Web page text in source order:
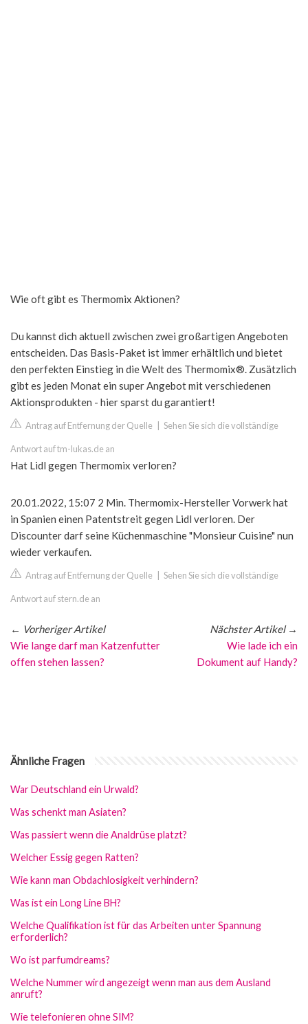
Wie oft gibt es Thermomix Aktionen?
Du kannst dich aktuell zwischen zwei großartigen Angeboten
entscheiden. Das Basis-Paket ist immer erhältlich und bietet
den perfekten Einstieg in die Welt des Thermomix®. Zusätzlich
gibt es jeden Monat ein super Angebot mit verschiedenen
Aktionsprodukten - hier sparst du garantiert!
Antrag auf Entfernung der Quelle Sehen Sie sich die vollständige
Antwort auf tm-lukas.de an
Hat Lidl gegen Thermomix verloren?
20.01.2022, 15:07 2 Min. Thermomix-Hersteller Vorwerk hat
in Spanien einen Patentstreit gegen Lidl verloren. Der
Discounter darf seine Küchenmaschine "Monsieur Cuisine" nun
wieder verkaufen.
Antrag auf Entfernung der Quelle Sehen Sie sich die vollständige
Antwort auf stern.de an
← Vorheriger Artikel
Wie lange darf man Katzenfutter
offen stehen lassen?
Nächster Artikel→
Wie lade ich ein
Dokument auf Handy?
Ähnliche Fragen
War Deutschland ein Urwald?
Was schenkt man Asiaten?
Was passiert wenn die Analdrüse platzt?
Welcher Essig gegen Ratten?
Wie kann man Obdachlosigkeit verhindern?
Was ist ein Long Line BH?
Welche Qualifikation ist für das Arbeiten unter Spannung
erforderlich?
Wo ist parfumdreams?
Welche Nummer wird angezeigt wenn man aus dem Ausland
anruft?
Wie telefonieren ohne SIM?